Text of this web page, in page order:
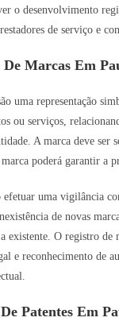
o desenvolvimento
de serviço e
De Marcas Em
uma representação
ou serviços,
A marca deve ser
poderá garantir a
uma vigilância
de novas
existente. O registro de
e reconhecimento de
Patentes Em